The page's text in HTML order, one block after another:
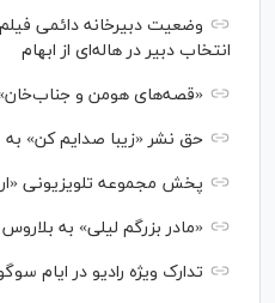
وضعیت دبیرخانه دائمی
انتخاب دبیر در هاله‌ای از ابهام
«قصه‌های هومن و جناب‌خان»
حق نشر «زیبا صدایم کن» به
پخش مجموعه تلویزیونی
«مادر بزرگم لیلی» به
تدارک ویژه رادیو در ایام